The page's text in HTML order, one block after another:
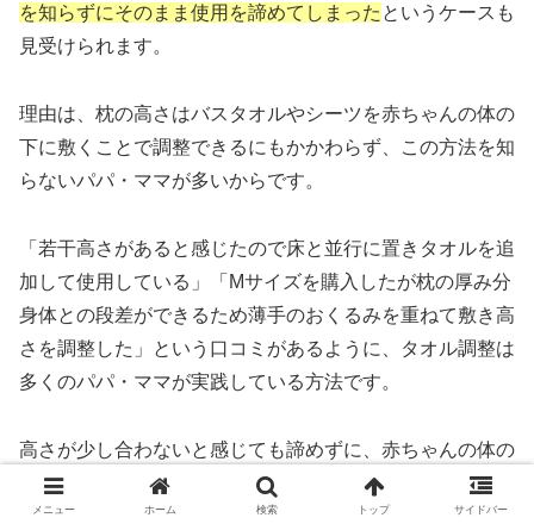
を知らずにそのまま使用を諦めてしまった というケースも
見受けられます。
理由は、枕の高さはバスタオルやシーツを赤ちゃんの体の
下に敷くことで調整できるにもかかわらず、この方法を知
らないパパ・ママが多いからです。
「若干高さがあると感じたので床と並行に置きタオルを追
加して使用している」「Mサイズを購入したが枕の厚み分
身体との段差ができるため薄手のおくるみを重ねて敷き高
さを調整した」という口コミがあるように、タオル調整は
多くのパパ・ママが実践している方法です。
高さが少し合わないと感じても諦めずに、赤ちゃんの体の
下にタオルを1〜2枚重ねて高さを微調整することで、く
ぼみへのフィット感がぐっと高まります。
メニュー ホーム 検索 トップ サイドバー